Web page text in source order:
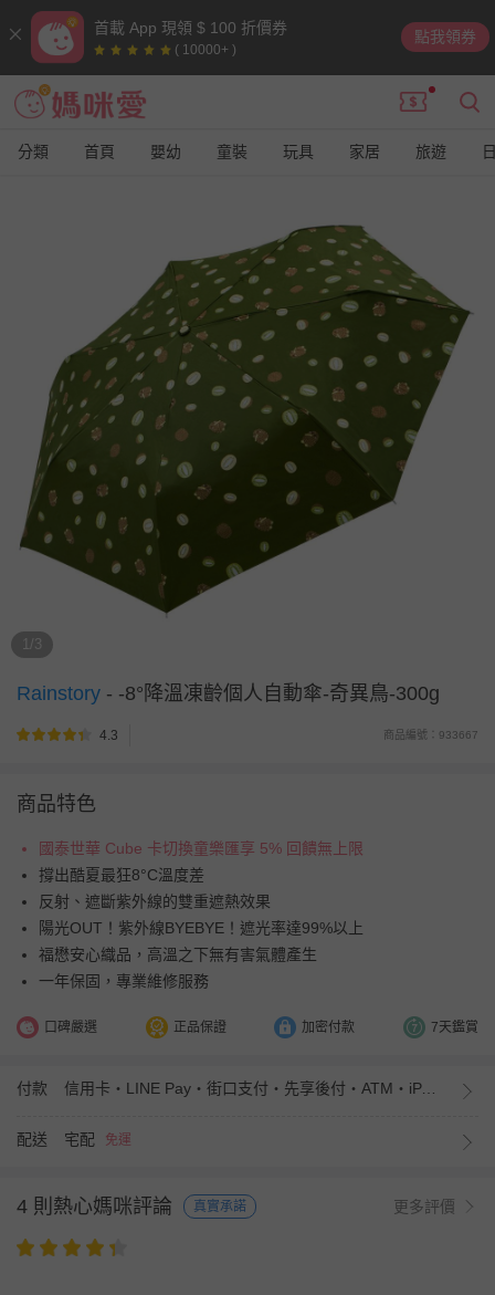
首載 App 現領 $ 100 折價券
( 10000+ )
點我領券
分類 首頁 嬰幼 童裝 玩具 家居 旅遊
1/3
Rainstory - -8°降溫凍齡個人自動傘-奇異鳥-300g
4.3 商品編號：933667
商品特色
國泰世華 Cube 卡切換童樂匯享 5% 回饋無上限
撐出酷夏最狂8°C溫度差
反射、遮斷紫外線的雙重遮熱效果
陽光OUT！紫外線BYEBYE！遮光率達99%以上
福懋安心織品，高溫之下無有害氣體產生
一年保固，專業維修服務
口碑嚴選 正品保證 加密付款 7天鑑賞
付款 信用卡・LINE Pay・街口支付・先享後付・ATM・iPASS MONEY
配送 宅配 免運
4 則熱心媽咪評論 真實承諾 更多評價